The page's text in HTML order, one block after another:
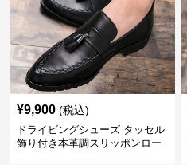
¥9,900 (税込)
ドライビングシューズ タッセル
飾り付き本革調スリッポンロー